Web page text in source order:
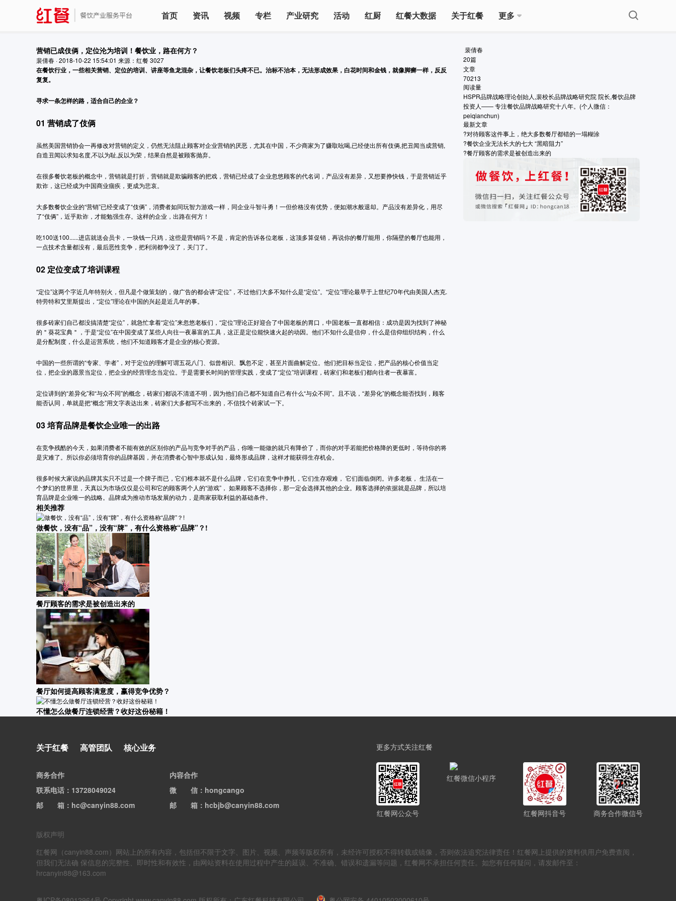
首页 资讯 视频 专栏 产业研究 活动 红厨 红餐大数据 关于红餐 更多
营销已成伎俩，定位沦为培训！餐饮业，路在何方？
裴倩春 ·2018-10-22 15:54:01 来源：红餐3027
在餐饮行业，一些相关营销、定位的培训、讲座等鱼龙混杂，让餐饮老板们头疼不已。治标不治本，无法形成效果，白花时间和金钱，就像脚癣一样，反反
复复。
寻求一条怎样的路，适合自己的企业？
01 营销成了伎俩
虽然美国营销协会一再修改对营销的定义，仍然无法阻止顾客对企业营销的厌恶，尤其在中国，不少商家为了赚取吆喝,已经使出所有伎俩,把丑闻当成营销,
自造丑闻以求知名度,不以为耻,反以为荣，结果自然是被顾客抛弃。
在很多餐饮老板的概念中，营销就是打折，营销就是欺骗顾客的把戏，营销已经成了企业忽悠顾客的代名词，产品没有差异，又想要挣快钱，于是营销近乎
欺诈，这已经成为中国商业痼疾，更成为悲哀。
大多数餐饮企业的“营销”已经变成了“伎俩”，消费者如同玩智力游戏一样，同企业斗智斗勇！一但价格没有优势，便如潮水般退却。产品没有差异化，用尽
了“伎俩”，近乎欺诈，才能勉强生存。这样的企业，出路在何方！
吃100送100......进店就送会员卡，一块钱一只鸡，这些是营销吗？不是，肯定的告诉各位老板，这顶多算促销，再说你的餐厅能用，你隔壁的餐厅也能用，
一点技术含量都没有，最后恶性竞争，把利润都争没了，关门了。
02 定位变成了培训课程
“定位”这两个字近几年特别火，但凡是个做策划的，做广告的都会讲“定位”，不过他们大多不知什么是“定位”。“定位”理论最早于上世纪70年代由美国人杰克.
特劳特和艾里斯提出，“定位”理论在中国的兴起是近几年的事。
很多砖家们自己都没搞清楚“定位”，就急忙拿着“定位”来忽悠老板们，“定位”理论正好迎合了中国老板的胃口，中国老板一直都相信：成功是因为找到了神秘
的＂葵花宝典＂，于是“定位”在中国变成了某些人向往一夜暴富的工具，这正是定位能快速火起的动因。他们不知什么是信仰，什么是信仰组织结构，什么
是分配制度，什么是运营系统，他们不知道顾客才是企业的核心资源。
中国的一些所谓的“专家、学者”，对于定位的理解可谓五花八门、似曾相识、飘忽不定，甚至片面曲解定位。他们把目标当定位，把产品的核心价值当定
位，把企业的愿景当定位，把企业的经营理念当定位。于是需要长时间的管理实践，变成了“定位”培训课程，砖家们和老板们都向往者一夜暴富。
定位讲到的“差异化”和“与众不同”的概念，砖家们都说不清道不明，因为他们自己都不知道自己有什么“与众不同”。且不说，“差异化”的概念能否找到，顾客
能否认同，单就是把“概念”用文字表达出来，砖家们大多都写不出来的，不信找个砖家试一下。
03培育品牌是餐饮企业唯一的出路
在竞争残酷的今天，如果消费者不能有效的区别你的产品与竞争对手的产品，你唯一能做的就只有降价了，而你的对手若能把价格降的更低时，等待你的将
是灾难了。所以你必须培育你的品牌基因，并在消费者心智中形成认知，最终形成品牌，这样才能获得生存机会。
很多时候大家说的品牌其实只不过是一个牌子而已，它们根本就不是什么品牌，它们在竞争中挣扎，它们生存艰难， 它们面临倒闭。许多老板， 生活在一
个梦幻的世界里，天真以为市场仅仅是公司和它的顾客两个人的“游戏”， 如果顾客不选择你，那一定会选择其他的企业。顾客选择的依据就是品牌，所以培
育品牌是企业唯一的战略。品牌成为推动市场发展的动力，是商家获取利益的基础条件。
相关推荐
做餐饮，没有“品”，没有“牌”，有什么资格称“品牌”？!
餐厅顾客的需求是被创造出来的
餐厅如何提高顾客满意度，赢得竞争优势？
不懂怎么做餐厅连锁经营？收好这份秘籍！
裴倩春
20篇
文章
70213
阅读量
HSPR品牌战略理论创始人,裴校长品牌战略研究院 院长,餐饮品牌
投资人—— 专注餐饮品牌战略研究十八年。(个人微信：
peiqianchun)
最新文章
?对待顾客这件事上，绝大多数餐厅都错的一塌糊涂
?餐饮企业无法长大的七大 “黑暗阻力”
?餐厅顾客的需求是被创造出来的
关于红餐 高管团队 核心业务
商务合作
联系电话 ：13728049024
邮箱：hc@canyin88.com
内容合作
微信：hongcango
邮箱：hcbjb@canyin88.com
更多方式关注红餐
红餐网公众号
红餐微信小程序
红餐网抖音号 商务合作微信号
版权声明
红餐网（canyin88.com）网站上的所有内容，包括但不限于文字、图片、视频、声频等版权所有，未经许可授权不得转载或镜像，否则依法追究法律责任！红餐网上提供的资料供用户免费查阅，
但我们无法确 保信息的完整性、即时性和有效性，由网站资料在使用过程中产生的延误、不准确、错误和遗漏等问题，红餐网不承担任何责任。如您有任何疑问，请发邮件至：
hrcanyin88@163.com